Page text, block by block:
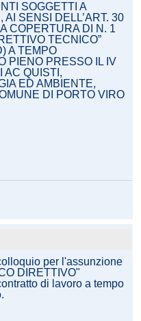
SOGGETTI A
AI SENSI DELL’ART. 30
COPERTURA DI N. 1
TECNICO”
A TEMPO
PIENO PRESSO IL IV
AC QUISTI,
ED AMBIENTE,
DI PORTO VIRO
per l'assunzione
DIRETTIVO"
di lavoro a tempo